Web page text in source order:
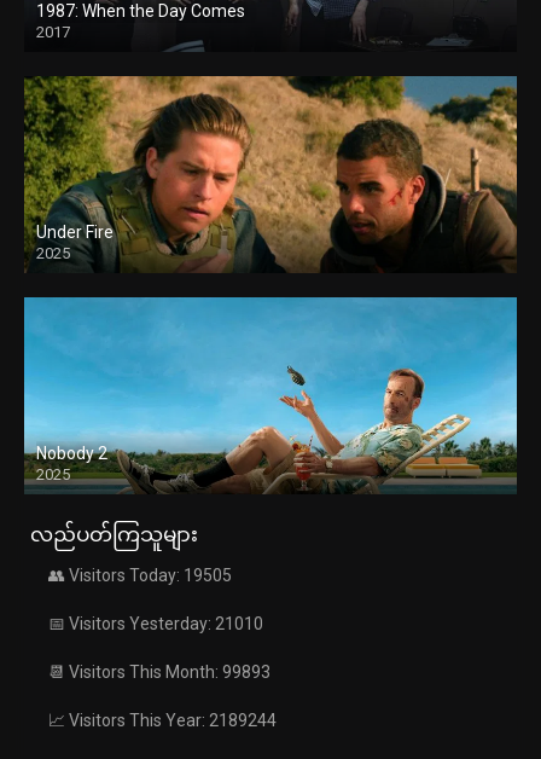
1987: When the Day Comes
2017
Under Fire
2025
Nobody 2
2025
လည်ပတ်ကြသူများ
👥 Visitors Today: 19505
📅 Visitors Yesterday: 21010
📆 Visitors This Month: 99893
📈 Visitors This Year: 2189244